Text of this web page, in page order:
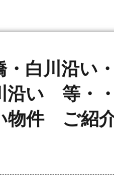
・白川沿い
沿い 等・
件 ご紹介